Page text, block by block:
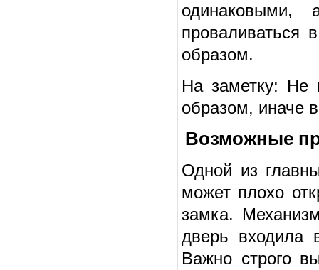
проваливаться
образом.
На заметку: Не
образом, иначе
Возможные
Одной из
может плохо
замка.
дверь входила
Важно строго